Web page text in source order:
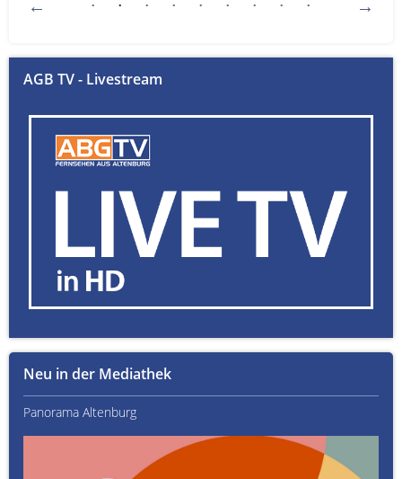
AGB TV - Livestream
Neu in der Mediathek
Panorama Altenburg